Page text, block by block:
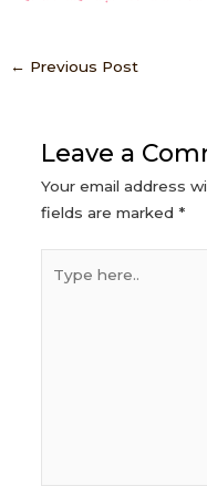
← Previous Post
Leave a
Your email address
fields are marked *
here..